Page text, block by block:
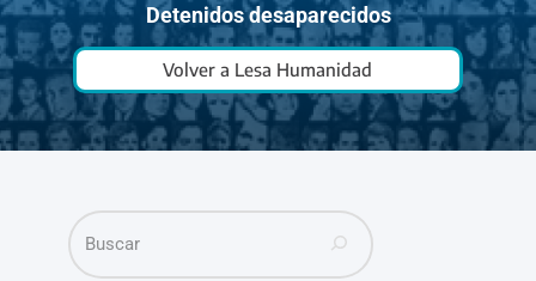
Detenidos desaparecidos
Volver a Lesa Humanidad